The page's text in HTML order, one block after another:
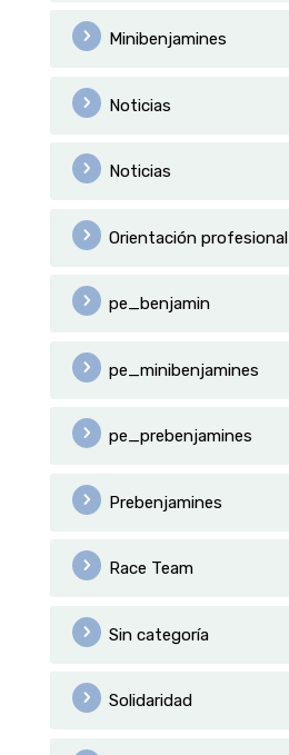
Minibenjamines
Noticias
Noticias
Orientación profesional
pe_benjamin
pe_minibenjamines
pe_prebenjamines
Prebenjamines
Race Team
Sin categoría
Solidaridad